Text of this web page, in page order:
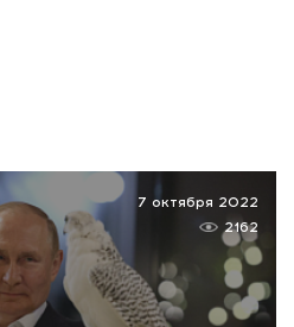
7 октября 2022
2162